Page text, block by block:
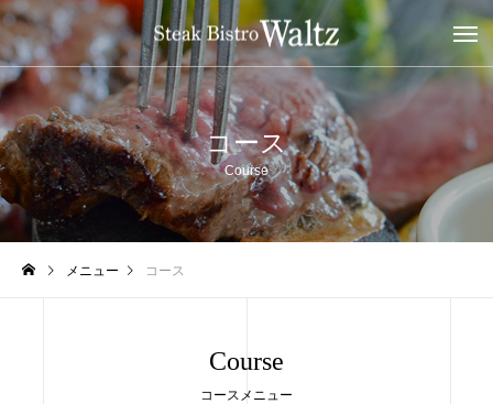
コース
Course
メニュー コース
Course
コースメニュー